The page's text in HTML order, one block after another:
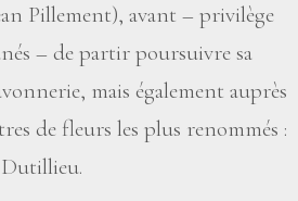
Pillement), avant – privilège
– de partir poursuivre sa
mais également auprès
de fleurs les plus renommés :
Dutillieu.